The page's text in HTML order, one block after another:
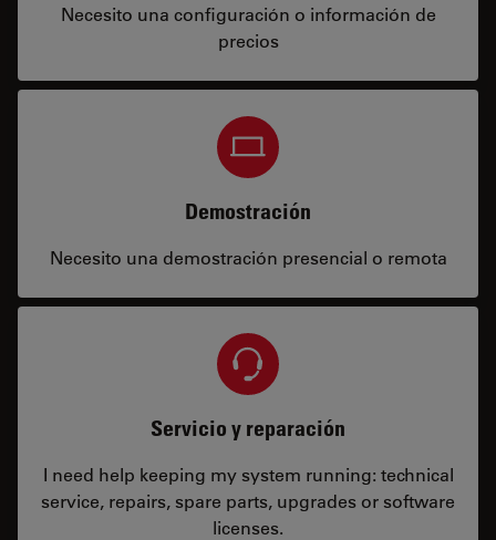
Necesito una configuración o información de
precios
Demostración
Necesito una demostración presencial o remota
Servicio y reparación
I need help keeping my system running: technical
service, repairs, spare parts, upgrades or software
licenses.